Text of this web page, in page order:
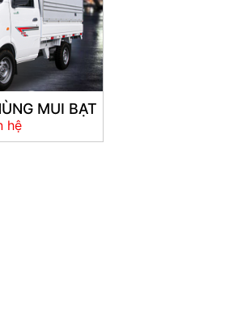
MUI BẠT
hệ